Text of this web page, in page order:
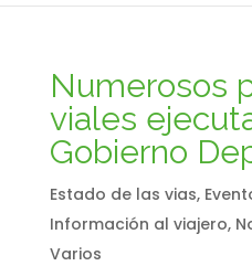
Numerosos
viales
Gobierno
Estado de las vias,
Información al viajero,
Varios